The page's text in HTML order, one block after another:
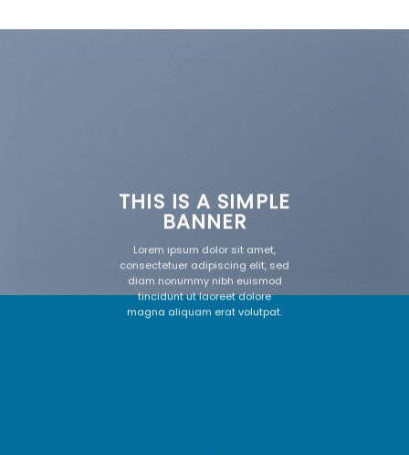
THIS IS A SIMPLE
BANNER
Lorem ipsum dolor sit amet,
consectetuer adipiscing elit, sed
diam nonummy nibh euismod
tincidunt ut laoreet dolore
magna aliquam erat volutpat.